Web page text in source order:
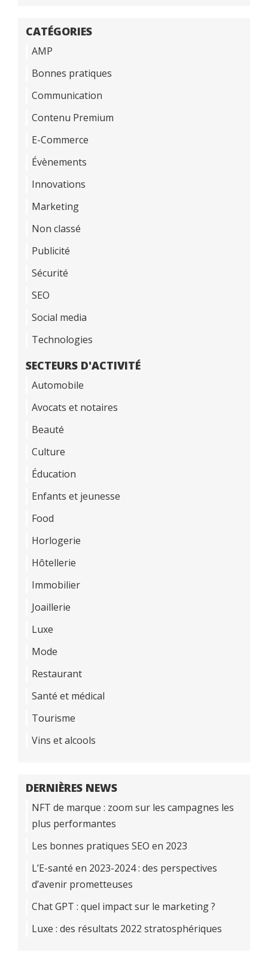
CATÉGORIES
AMP
Bonnes pratiques
Communication
Contenu Premium
E-Commerce
Évènements
Innovations
Marketing
Non classé
Publicité
Sécurité
SEO
Social media
Technologies
SECTEURS D'ACTIVITÉ
Automobile
Avocats et notaires
Beauté
Culture
Éducation
Enfants et jeunesse
Food
Horlogerie
Hôtellerie
Immobilier
Joaillerie
Luxe
Mode
Restaurant
Santé et médical
Tourisme
Vins et alcools
DERNIÈRES NEWS
NFT de marque : zoom sur les campagnes les
plus performantes
Les bonnes pratiques SEO en 2023
L’E-santé en 2023-2024 : des perspectives
d’avenir prometteuses
Chat GPT : quel impact sur le marketing ?
Luxe : des résultats 2022 stratosphériques